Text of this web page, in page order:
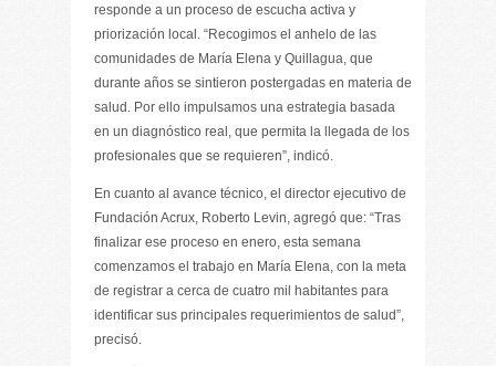
responde a un proceso de escucha activa y
priorización local. “Recogimos el anhelo de las
comunidades de María Elena y Quillagua, que
durante años se sintieron postergadas en materia de
salud. Por ello impulsamos una estrategia basada
en un diagnóstico real, que permita la llegada de los
profesionales que se requieren”, indicó.
En cuanto al avance técnico, el director ejecutivo de
Fundación Acrux, Roberto Levin, agregó que: “Tras
finalizar ese proceso en enero, esta semana
comenzamos el trabajo en María Elena, con la meta
de registrar a cerca de cuatro mil habitantes para
identificar sus principales requerimientos de salud”,
precisó.